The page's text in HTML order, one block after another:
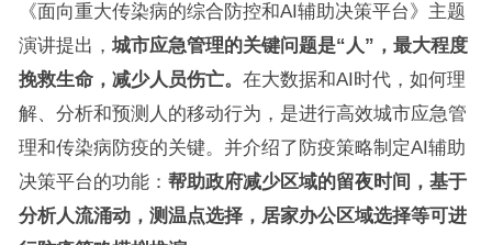
《面向重大传染病的综合防控和AI辅助决策平台》主题
演讲提出， 城市应急管理的关键问题是“人”，最大程度
挽救生命，减少人员伤亡。 在大数据和AI时代，如何理
解、分析和预测人的移动行为，是进行高效城市应急管
理和传染病防疫的关键。并介绍了防疫策略制定AI辅助
决策平台的功能： 帮助政府减少区域的留夜时间，基于
分析人流涌动，测温点选择，居家办公区域选择等可进